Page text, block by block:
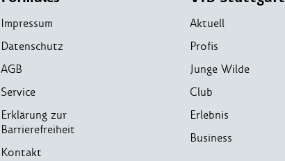
Impressum
Datenschutz
AGB
Service
Erklärung zur
Barrierefreiheit
Kontakt
Aktuell
Profis
Junge Wilde
Club
Erlebnis
Business